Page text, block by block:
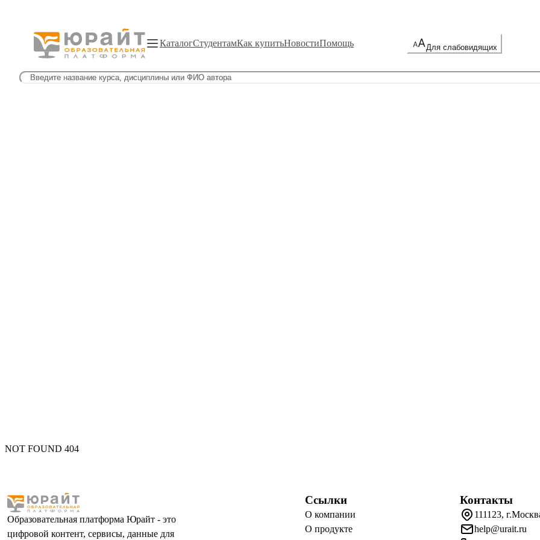
КаталогСтудентамКак купитьНовостиПомощь Для слабовидящих
NOT FOUND 404
Образовательная платформа Юрайт - это
цифровой контент, сервисы, данные для
Ссылки
О компании
О продукте
Контакты
111123,
help@urait.ru